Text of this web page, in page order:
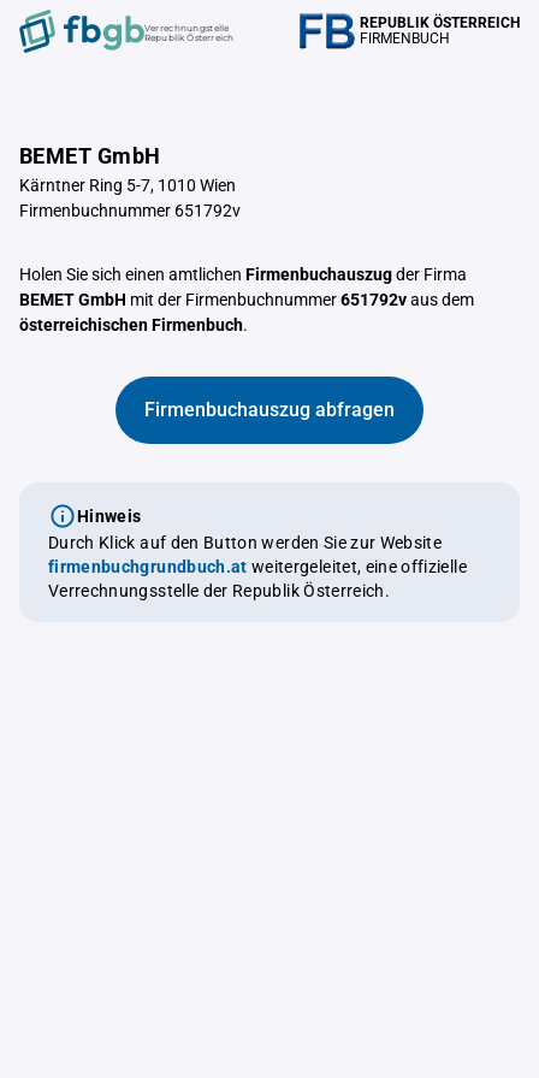
Verrechnungstelle
Republik Österreich
REPUBLIK ÖSTERREICH
FIRMENBUCH
BEMET GmbH
Kärntner Ring 5-7, 1010 Wien
Firmenbuchnummer 651792v
Holen Sie sich einen amtlichen Firmenbuchauszugder Firma
BEMET GmbH mit der Firmenbuchnummer651792vaus dem
österreichischen Firmenbuch.
Firmenbuchauszug abfragen
Hinweis
Durch Klick auf den Button werden Sie zur Website
firmenbuchgrundbuch.at weitergeleitet, eine offizielle
Verrechnungsstelle der Republik Österreich.